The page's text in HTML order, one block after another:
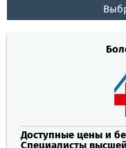
Доступные цены и
Специалисты